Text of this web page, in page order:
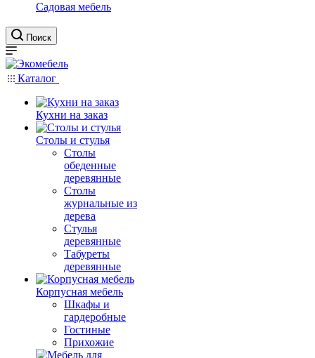
Садовая мебель
Поиск
Каталог
Кухни на заказ
Столы и стулья
Столы
обеденные
деревянные
Столы
журнальные из
дерева
Стулья
деревянные
Табуреты
деревянные
Корпусная мебель
Шкафы и
гардеробные
Гостиные
Прихожие